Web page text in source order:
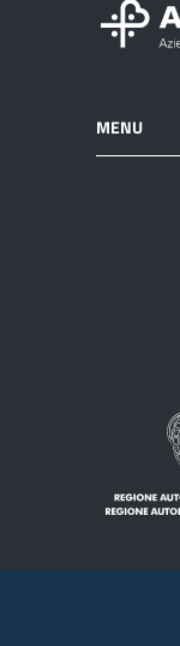
MENU